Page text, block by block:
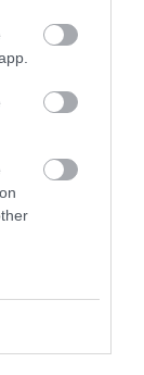
miatt